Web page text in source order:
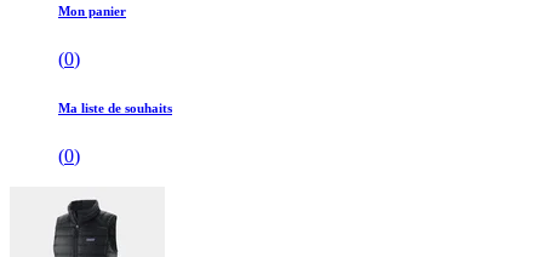
Mon panier
(0)
Ma liste de souhaits
(0)